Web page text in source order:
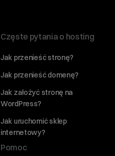
Częste pytania o hosting
Jak przenieść stronę?
Jak przenieść domenę?
Jak założyć stronę na
WordPress?
Jak uruchomić sklep
internetowy?
Pomoc